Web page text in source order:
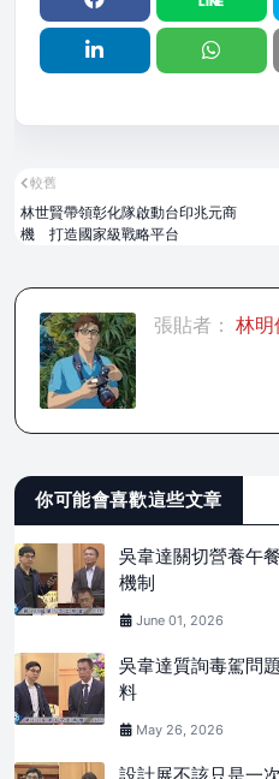
較舊
林世賢帶領彰化隊啟動台印兆元商
機 打造國家級戰略平台
張貼者： 林明
你可能會喜歡這些文章
吳韋達關切營養午
機制
June 01, 2026
吳韋達質詢毒駕問
料
May 26, 2026
設計展不該只是一